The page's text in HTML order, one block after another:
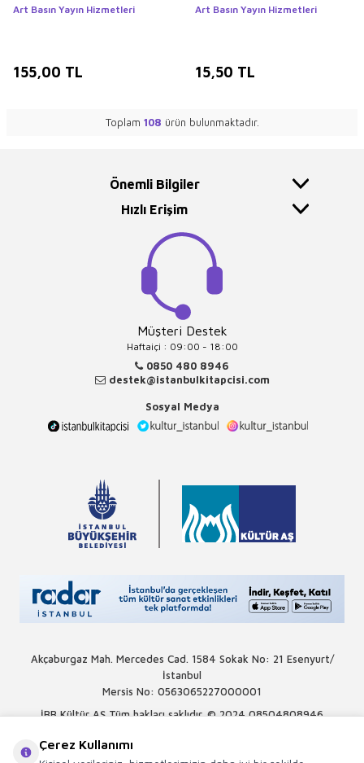
Art Basın Yayın Hizmetleri
155,00 TL
Art Basın Yayın Hizmetleri
15,50 TL
Toplam 108 ürün bulunmaktadır.
Önemli Bilgiler
Hızlı Erişim
Müşteri Destek
Haftaiçi : 09:00 - 18:00
0850 480 8946
destek@istanbulkitapcisi.com
Sosyal Medya
Akçaburgaz Mah. Mercedes Cad. 1584 Sokak No: 21 Esenyurt/
İstanbul
Mersis No: 0563065227000001
İBB Kültür AŞ Tüm hakları saklıdır. © 2024 08504808946
Çerez Kullanımı